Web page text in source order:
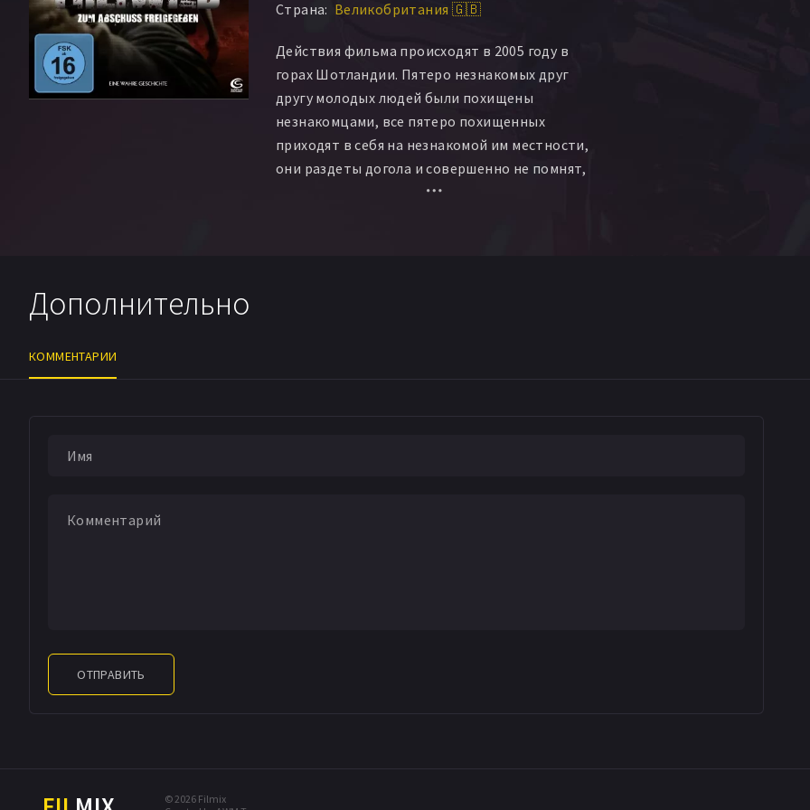
Страна: Великобритания 🇬🇧
Действия фильма происходят в 2005 году в
горах Шотландии. Пятеро незнакомых друг
другу молодых людей были похищены
незнакомцами, все пятеро похищенных
приходят в себя на незнакомой им местности,
они раздеты догола и совершенно не помнят,
как оказались тут. Вскоре они понимают, что
Дополнительно
КОММЕНТАРИИ
ОТПРАВИТЬ
© 2026 Filmix